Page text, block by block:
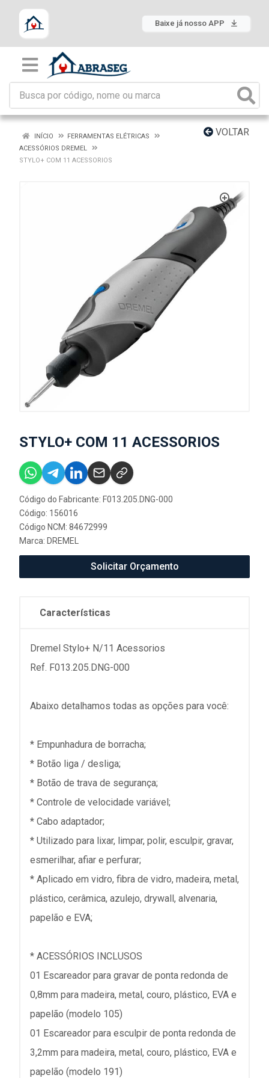
Baixe já nosso APP
VOLTAR
INÍCIO
FERRAMENTAS ELÉTRICAS
ACESSÓRIOS DREMEL
STYLO+ COM 11 ACESSORIOS
STYLO+ COM 11 ACESSORIOS
Código do Fabricante: F013.205.DNG-000
Código: 156016
Código NCM: 84672999
Marca: DREMEL
Solicitar Orçamento
Características
Dremel Stylo+ N/11 Acessorios
Ref. F013.205.DNG-000
Abaixo detalhamos todas as opções para você:
* Empunhadura de borracha;
* Botão liga / desliga;
* Botão de trava de segurança;
* Controle de velocidade variável;
* Cabo adaptador;
* Utilizado para lixar, limpar, polir, esculpir, gravar,
esmerilhar, afiar e perfurar;
* Aplicado em vidro, fibra de vidro, madeira, metal,
plástico, cerâmica, azulejo, drywall, alvenaria,
papelão e EVA;
* ACESSÓRIOS INCLUSOS
01 Escareador para gravar de ponta redonda de
0,8mm para madeira, metal, couro, plástico, EVA e
papelão (modelo 105)
01 Escareador para esculpir de ponta redonda de
3,2mm para madeira, metal, couro, plástico, EVA e
papelão (modelo 191)